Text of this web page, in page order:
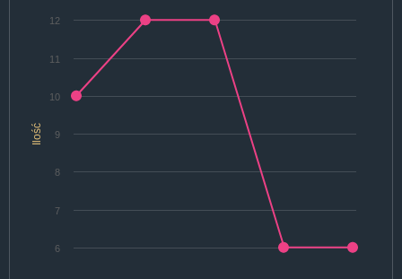
Ilość
6
7
8
9
10
11
12